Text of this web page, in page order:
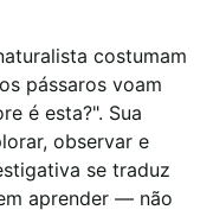
costumam
pássaros voam
é esta?". Sua
observar e
se traduz
aprender — não